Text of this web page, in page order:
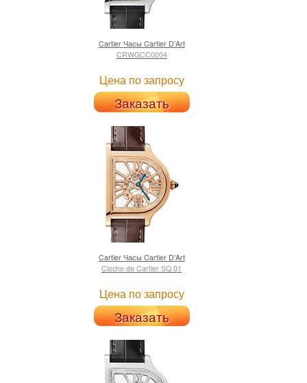
Cartier Часы Cartier D'Art
CRWGCC0004
Цена по запросу
Заказать
Cartier Часы Cartier D'Art
Cloche de Cartier SQ 01
Цена по запросу
Заказать